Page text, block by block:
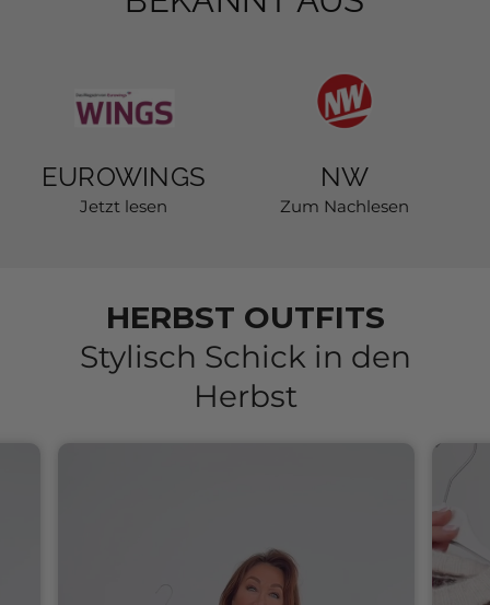
EUROWINGS
Jetzt lesen
NW
Zum Nachlesen
HERBST OUTFITS
Stylisch Schick in den
Herbst